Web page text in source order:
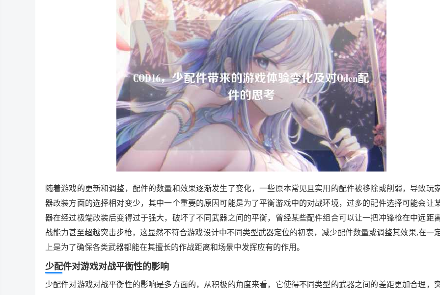
随着游戏的更新和调整，配件的数量和效果逐渐发生了变化，一些原本常见且实用的配件被移除或削弱，导致玩
器改装方面的选择相对变少，其中一个重要的原因可能是为了平衡游戏中的对战环境，过多的配件选择可能会让
器在经过极端改装后变得过于强大，破坏了不同武器之间的平衡，曾经某些配件组合可以让一把冲锋枪在中远距
战能力甚至超越突击步枪，这显然不符合游戏设计中不同类型武器定位的初衷，减少配件数量或调整其效果,在一
上是为了确保各类武器都能在其擅长的作战距离和场景中发挥应有的作用。
少配件对游戏对战平衡性的影响
少配件对游戏对战平衡性的影响是多方面的，从积极的角度来看，它使得不同类型的武器之间的差距更加合理，